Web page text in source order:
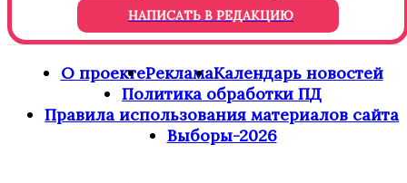
НАПИСАТЬ В РЕДАКЦИЮ
О проектеРекламаКалендарь новостей
Политика обработки ПД
Правила использования материалов сайта
Выборы-2026